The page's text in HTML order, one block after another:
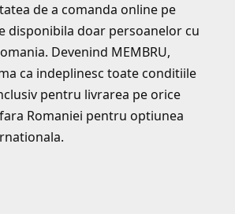
de a comanda online pe
disponibila doar persoanelor cu
Devenind MEMBRU,
ca indeplinesc toate conditiile
pentru livrarea pe orice
Romaniei pentru optiunea